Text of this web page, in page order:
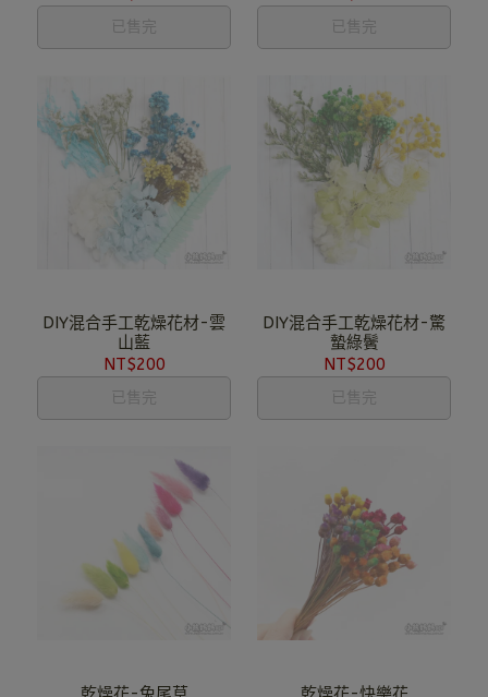
已售完 已售完
DIY混合手工乾燥花材-雲
山藍
NT$200
已售完
DIY混合手工乾燥花材-驚
蟄綠鬢
NT$200
已售完